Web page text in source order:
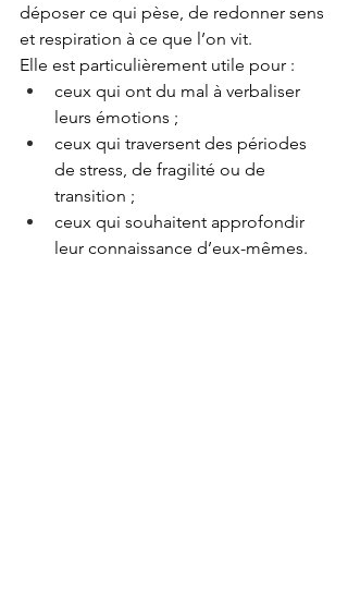
déposer ce qui pèse, de redonner sens
et respiration à ce que l’on vit.
Elle est particulièrement utile pour :
ceux qui ont du mal à verbaliser
leurs émotions ;
ceux qui traversent des périodes
de stress, de fragilité ou de
transition ;
ceux qui souhaitent approfondir
leur connaissance d’eux-mêmes.